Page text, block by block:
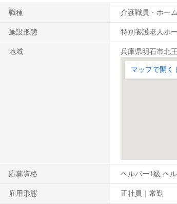
職種 介護職員・ホー
施設形態 特別養護老人ホ
地域 兵庫県明石市北
応募資格 ヘルパー1級,ヘ
雇用形態 正社員｜常勤